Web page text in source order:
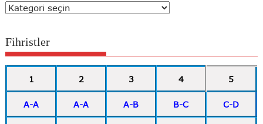
Kategoriler
Fihristler
1 2 3 4 5
A-A A-A A-B B-C C-D